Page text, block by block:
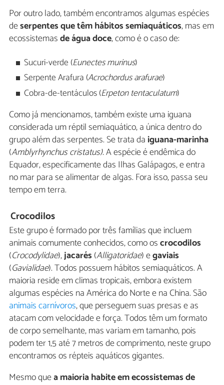
Por outro lado, também encontramos algumas espécies
deserpentes que têm hábitos semiaquáticos, mas em
ecossistemasde água doce, como é o caso de:
Sucuri-verde (Eunectes murinus)
Serpente Arafura (Acrochordus arafurae)
Cobra-de-tentáculos (Erpeton tentaculatum)
Como já mencionamos, também existe uma iguana
considerada um réptil semiaquático, a única dentro do
grupo além das serpentes. Se trata da iguana-marinha
(Amblyrhynchus cristatus).A espécie é endêmica do
Equador, especificamente das Ilhas Galápagos, e entra
no mar para se alimentar de algas. Fora isso, passa seu
tempo em terra.
Crocodilos
Este grupo é formado por três famílias que incluem
animais comumente conhecidos, como oscrocodilos
(Crocodylidae),jacarés (Alligatoridae) egaviais
(Gavialidae). Todos possuem hábitos semiaquáticos. A
maioria reside em climas tropicais, embora existem
algumas espécies na América do Norte e na China. São
animais carnívoros, que perseguem suas presas e as
atacam com velocidade e força. Todos têm um formato
de corpo semelhante, mas variam em tamanho, pois
podem ter 1,5 até 7 metros de comprimento, neste grupo
encontramos os répteis aquáticos gigantes.
Mesmo quea maioria habite em ecossistemas de